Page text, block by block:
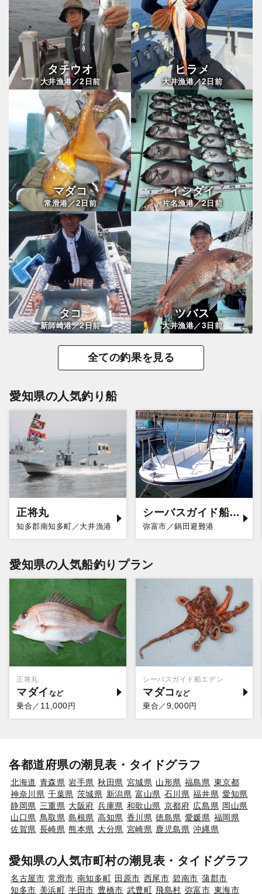
タチウオ
大井漁港／2 日前
ヒラメ
大井漁港／2日前
マダコ
常滑港／2日前
イシダイ
片名漁港／2日前
タコ
新師崎港／2日前
ツバス
大井漁港／3日前
全ての釣果を見る
愛知県の人気釣り船
正将丸
知多郡南知多町／大井漁港
シーバスガイド船エデン
弥富市／鍋田避難港
愛知県の人気船釣りプラン
正将丸
マダイ
乗合／ 11,000円
シーバスガイド船エデン
マダコ
乗合／ 9,000円
各都道府県の潮見表・タイドグラフ
北海道 青森県 岩手県 秋田県 宮城県 山形県 福島県 東京都
神奈川県 千葉県 茨城県 新潟県 富山県 石川県 福井県 愛知県
静岡県 三重県 大阪府 兵庫県 和歌山県 京都府 広島県 岡山県
山口県 鳥取県 島根県 高知県 香川県 徳島県 愛媛県 福岡県
佐賀県 長崎県 熊本県 大分県 宮崎県 鹿児島県 沖縄県
愛知県の人気市町村の潮見表・タイドグラフ
名古屋市 常滑市 南知多町 田原市 西尾市 碧南市 蒲郡市
知多市 美浜町 半田市 豊橋市 武豊町 飛島村 弥富市 東海市